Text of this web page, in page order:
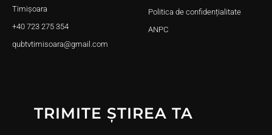
Timișoara
+40 723 275 354
qubtvtimisoara@gmail.com
Politica de confidențialitate
ANPC
TRIMITE ȘTIREA TA